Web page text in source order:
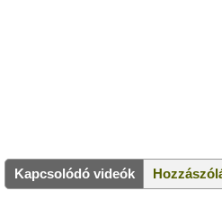
Kapcsolódó videók